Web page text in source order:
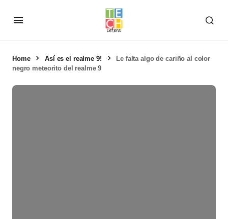
Home Así es el realme 9!
Le falta algo de cariño al color
negro meteorito del realme 9